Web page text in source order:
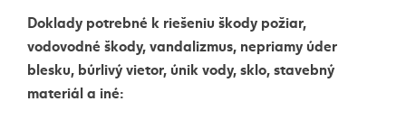
Doklady potrebné k riešeniu škody požiar,
vodovodné škody, vandalizmus, nepriamy úder
blesku, búrlivý vietor, únik vody, sklo, stavebný
materiál a iné: